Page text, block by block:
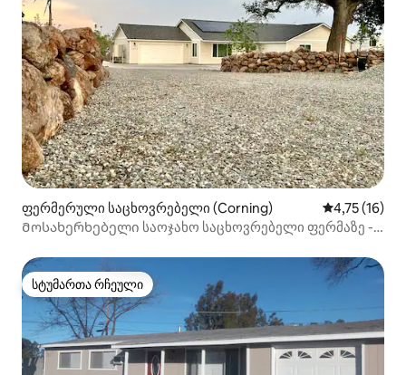
ფერმერული საცხოვრებელი (Corning) საშუალო
4,75 (16)
Მოსახერხებელი საოჯახო საცხოვრებელი ფერმაზე -
სტუმართა რჩეული
სტუმართა რჩეული